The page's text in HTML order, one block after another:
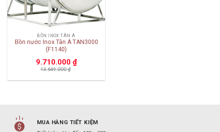
BỒN INOX TÂN Á
Bồn nước Inox Tân Á TAN3000
(F1140)
9.710.000 ₫
13.649.000₫
MUA HÀNG TIẾT KIỆM